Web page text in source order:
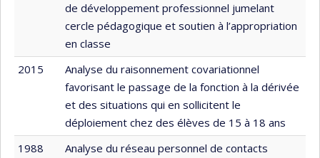
de développement professionnel jumelant
cercle pédagogique et soutien à l’appropriation
en classe
2015
Analyse du raisonnement covariationnel
favorisant le passage de la fonction à la dérivée
et des situations qui en sollicitent le
déploiement chez des élèves de 15 à 18 ans
1988
Analyse du réseau personnel de contacts